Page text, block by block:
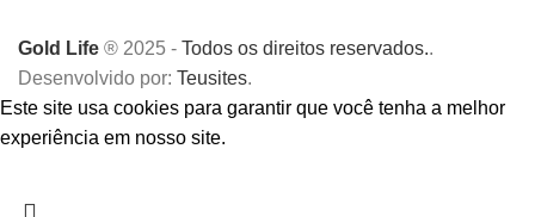
Gold Life ® 2025 - Todos os direitos reservados..
Desenvolvido por: Teusites.
Este site usa cookies para garantir que você tenha a melhor
experiência em nosso site.